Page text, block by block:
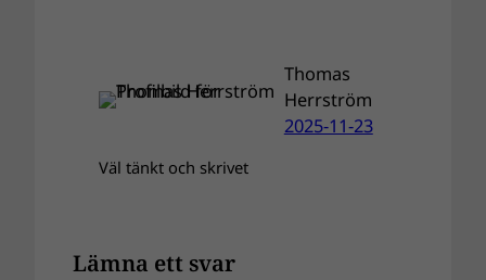
Thomas
Herrström
2025-11-23
Väl tänkt och skrivet
Lämna ett svar